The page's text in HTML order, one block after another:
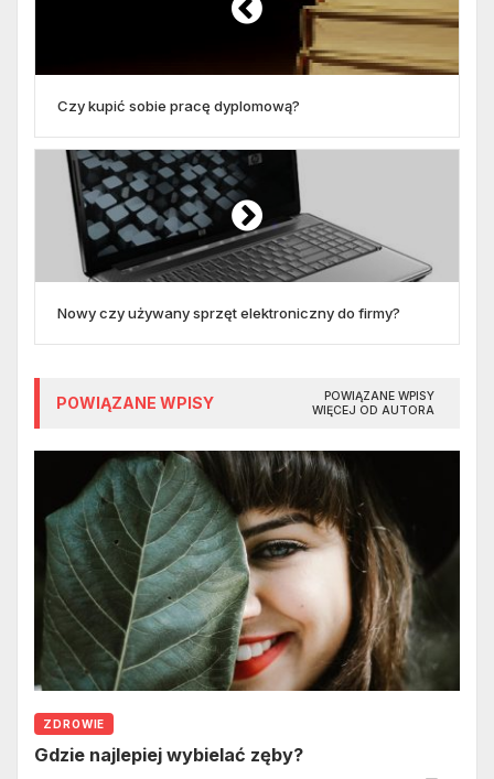
Czy kupić sobie pracę dyplomową?
Nowy czy używany sprzęt elektroniczny do firmy?
POWIĄZANE WPISY
POWIĄZANE WPISY
WIĘCEJ OD AUTORA
ZDROWIE
Gdzie najlepiej wybielać zęby?